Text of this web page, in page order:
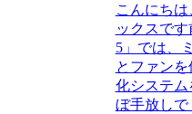
こんにち
ックスで
5」では、
とファン
化システム
ぼ手放し